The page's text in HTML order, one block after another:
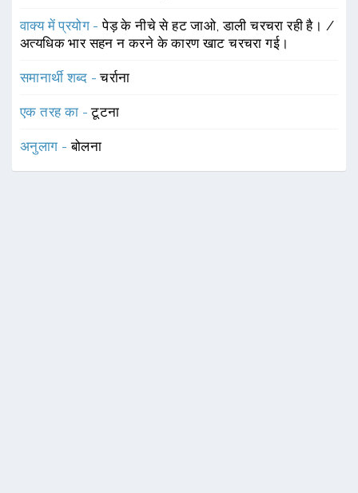
वाक्य में प्रयोग -पेड़ के नीचे से हट जाओ, डाली चरचरा रही है। /
अत्यधिक भार सहन न करने के कारण खाट चरचरा गई।
समानार्थी शब्द -चर्राना
एक तरह का -टूटना
अनुलाग -बोलना